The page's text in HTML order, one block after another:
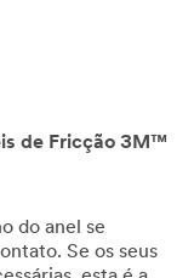
de Fricção 3M™
do anel se
Se os seus